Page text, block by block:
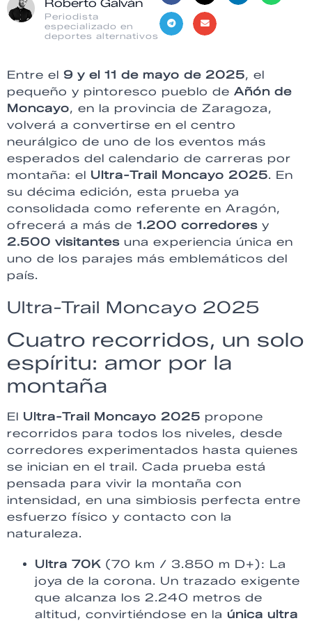
Roberto Galván
Periodista
especializado en
deportes alternativos
Entre el 9 y el 11 de mayo de 2025, el
pequeño y pintoresco pueblo de Añón de
Moncayo, en la provincia de Zaragoza,
volverá a convertirse en el centro
neurálgico de uno de los eventos más
esperados del calendario de carreras por
montaña: el Ultra-Trail Moncayo 2025. En
su décima edición, esta prueba ya
consolidada como referente en Aragón,
ofrecerá a más de 1.200 corredores y
2.500 visitantes una experiencia única en
uno de los parajes más emblemáticos del
país.
Ultra-Trail Moncayo 2025
Cuatro recorridos, un solo
espíritu: amor por la
montaña
El Ultra-Trail Moncayo 2025 propone
recorridos para todos los niveles, desde
corredores experimentados hasta quienes
se inician en el trail. Cada prueba está
pensada para vivir la montaña con
intensidad, en una simbiosis perfecta entre
esfuerzo físico y contacto con la
naturaleza.
Ultra 70K (70 km / 3.850 m D+): La
joya de la corona. Un trazado exigente
que alcanza los 2.240 metros de
altitud, convirtiéndose en la única ultra